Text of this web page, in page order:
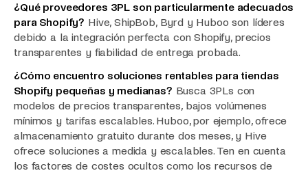
¿Qué proveedores 3PL son particularmente adecuados
para Shopify? Hive, ShipBob, Byrd y Huboo son líderes
debido a la integración perfecta con Shopify, precios
transparentes y fiabilidad de entrega probada.
¿Cómo encuentro soluciones rentables para tiendas
Shopify pequeñas y medianas? Busca 3PLs con
modelos de precios transparentes, bajos volúmenes
mínimos y tarifas escalables. Huboo, por ejemplo, ofrece
almacenamiento gratuito durante dos meses, y Hive
ofrece soluciones a medida y escalables. Ten en cuenta
los factores de costes ocultos como los recursos de